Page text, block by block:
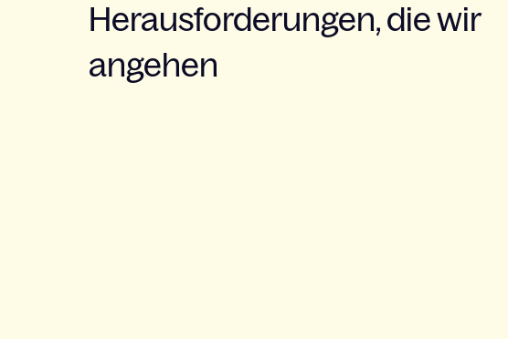
Herausforderungen, die wir
angehen